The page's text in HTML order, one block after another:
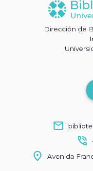
Dirección de
mail
phone_in_talk
location_on Avenida